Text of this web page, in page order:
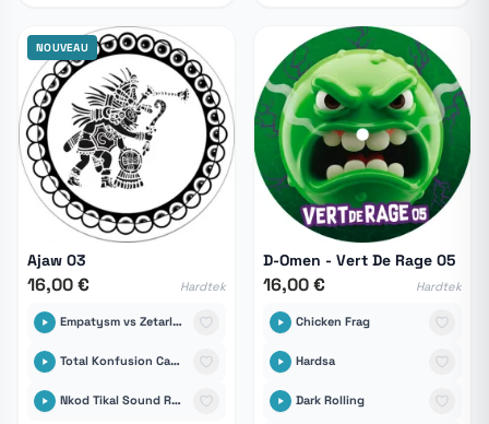
NOUVEAU
Ajaw 03
16,00 € Hardtek
Empatysm vs Zetarley23 Capsule Corp
Total Konfusion Capsule Corp
Nkod Tikal Sound Records
D-Omen - Vert De Rage 05
16,00 € Hardtek
Chicken Frag
Hardsa
Dark Rolling